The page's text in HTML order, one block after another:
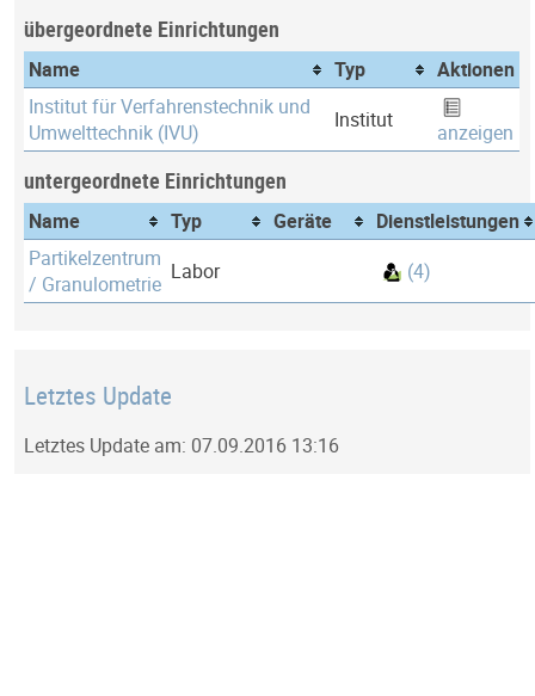
übergeordnete Einrichtungen
Name Typ
Aktionen
Institut für Verfahrenstechnik und
Umwelttechnik (IVU)
Institut anzeigen
untergeordnete Einrichtungen
Name Typ Geräte
Dienstleistungen
Partikelzentrum
/ Granulometrie Labor (4)
Letztes Update
Letztes Update am: 07.09.2016 13:16